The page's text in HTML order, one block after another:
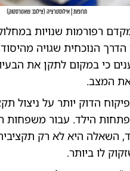
תרופות | אילוסטרציה (צילום: שאטרסטוק)
רפורמות שנויות
הדרך הנוכחית שגויה
כי במקום לתקן את
המצב.
הדוק יותר על ניצול
הילד. עבור משפחות
השאלה היא לא רק
לו ביותר.